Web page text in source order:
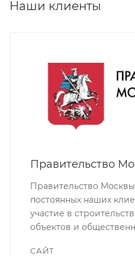
Наши клиенты
Правительство
Правительство
постоянных наших
участие в
объектов и
САЙТ